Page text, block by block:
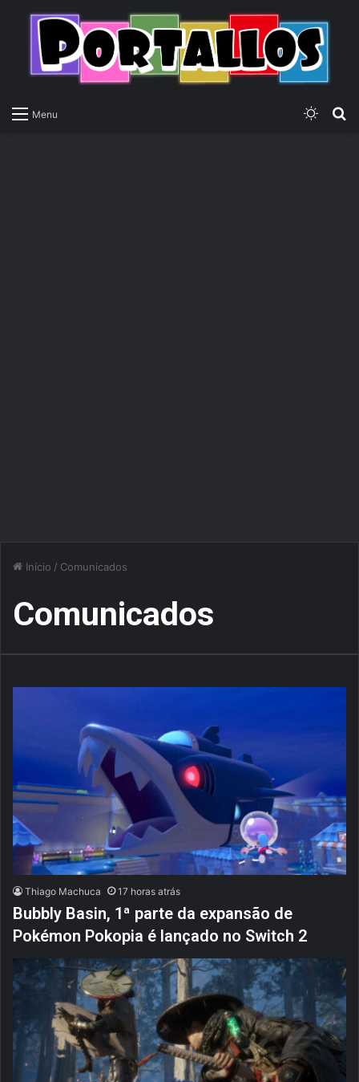
Menu
Início / Comunicados
Comunicados
Thiago Machuca 17 horas atrás
Bubbly Basin, 1ª parte da expansão de
Pokémon Pokopia é lançado no Switch 2